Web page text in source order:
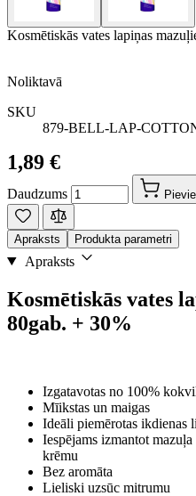
Kosmētiskās vates lapiņas
Noliktavā
SKU
879-BELL-LAP-
1,89 €
Daudzums
Apraksts Produkta parametri
Apraksts
Kosmētiskās vates
80gab. + 30%
Izgatavotas no 100%
Mīikstas un maigas
Ideāli piemērotas ikdienas
Iespējams izmantot
krēmu
Bez aromāta
Lieliski uzsūc mitrumu